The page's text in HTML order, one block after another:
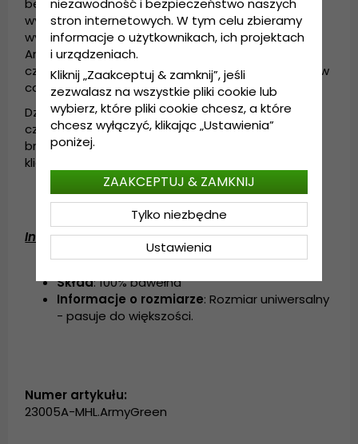
bezpodstawne, pierwsza partia czapek Cubs
wyprzedała się w jeden dzień, a druga runda
wyprzedała się jeszcze szybciej. Po tym sukcesie
American Needle wkrótce zacznie dostarczać
czapki wszystkim głównym drużynom sportowym w
całym kraju przez wiele lat.
Dziś American Needle jest firmą rodzinną
czwartego pokolenia, która nadal jest liderem w
branży dzięki produktom podziwianym przez
klientów na całym świecie.
Informacje szczegółowe:
Skład: 100% bawełna
Informacje o rozmiarze: Rozmiar uniwersalny
- pasuje do większości.
Numer artykułu:
23005A-MHL.ArmyGreen
niezawodność i bezpieczeństwo naszych
stron internetowych. W tym celu zbieramy
informacje o użytkownikach, ich projektach
i urządzeniach.
Kliknij „Zaakceptuj & zamknij”, jeśli
zezwalasz na wszystkie pliki cookie lub
wybierz, które pliki cookie chcesz, a które
chcesz wyłączyć, klikając „Ustawienia”
poniżej.
Ustawienia
Tylko niezbędne
ZAAKCEPTUJ & ZAMKNIJ